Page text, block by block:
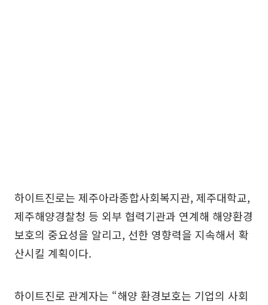
하이트진로는 제주아라종합사회복지관, 제주대학교,
제주해양경찰청 등 외부 협력기관과 연계해 해양환경
보호의 중요성을 알리고, 선한 영향력을 지속해서 확
산시킬 계획이다.
하이트진로 관계자는 “해양 환경보호는 기업의 사회